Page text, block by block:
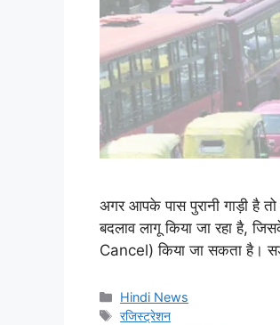
अगर आपके पास पुरानी गाड़ी है
बदलाव लागू किया जा रहा है,
Cancel) किया जा सकता है।
Categories
Hindi News
Tags
रजिस्ट्रेशन